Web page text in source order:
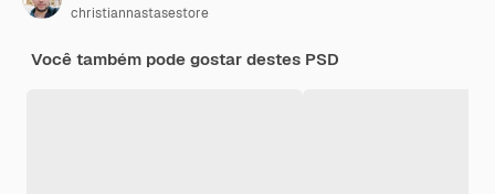
christiannastasestore
Você também pode gostar destes PSD